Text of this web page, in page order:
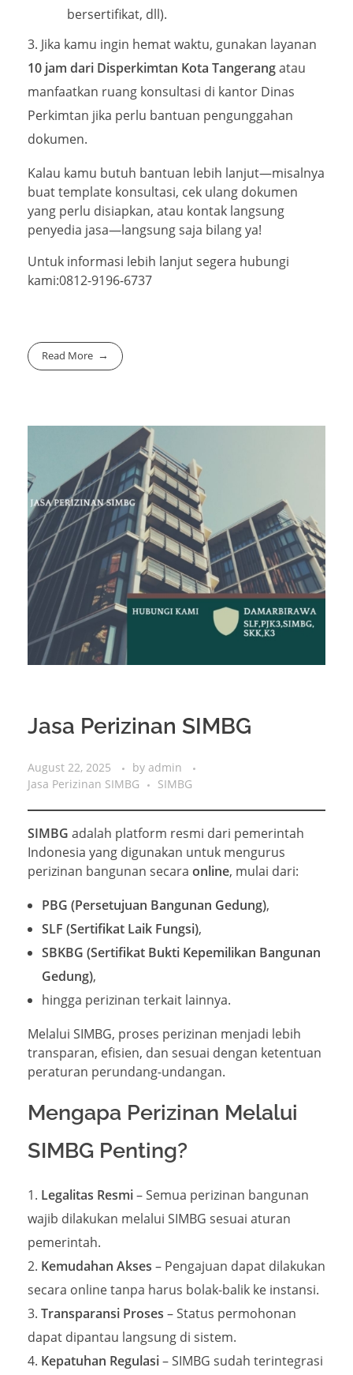
bersertifikat, dll).
Jika kamu ingin hemat waktu, gunakan layanan
10 jam dari Disperkimtan Kota Tangerangatau
manfaatkan ruang konsultasi di kantor Dinas
Perkimtan jika perlu bantuan pengunggahan
dokumen.
Kalau kamu butuh bantuan lebih lanjut—misalnya
buat template konsultasi, cek ulang dokumen
yang perlu disiapkan, atau kontak langsung
penyedia jasa—langsung saja bilang ya!
Untuk informasi lebih lanjut segera hubungi
kami:0812-9196-6737
Read More
Jasa Perizinan SIMBG
August 22, 2025 by admin
Jasa Perizinan SIMBG
SIMBG
SIMBG adalah platform resmi dari pemerintah
Indonesia yang digunakan untuk mengurus
perizinan bangunan secara online, mulai dari:
PBG (Persetujuan Bangunan Gedung),
SLF (Sertifikat Laik Fungsi),
SBKBG (Sertifikat Bukti Kepemilikan Bangunan
Gedung),
hingga perizinan terkait lainnya.
Melalui SIMBG, proses perizinan menjadi lebih
transparan, efisien, dan sesuai dengan ketentuan
peraturan perundang-undangan.
Mengapa Perizinan Melalui
SIMBG Penting?
Legalitas Resmi– Semua perizinan bangunan
wajib dilakukan melalui SIMBG sesuai aturan
pemerintah.
Kemudahan Akses – Pengajuan dapat dilakukan
secara online tanpa harus bolak-balik ke instansi.
Transparansi Proses – Status permohonan
dapat dipantau langsung di sistem.
Kepatuhan Regulasi– SIMBG sudah terintegrasi